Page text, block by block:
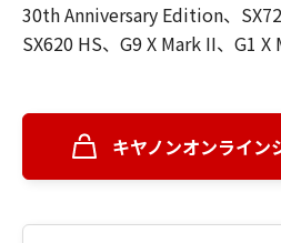
30th Anniversary Edition、
SX620 HS、G9 X Mark II、G1
キヤノンオンライン